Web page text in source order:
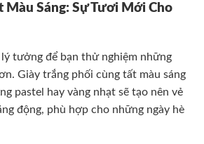
Màu Sáng: Sự Tươi Mới Cho
tưởng để bạn thử nghiệm những
Giày trắng phối cùng tất màu sáng
pastel hay vàng nhạt sẽ tạo nên vẻ
động, phù hợp cho những ngày hè